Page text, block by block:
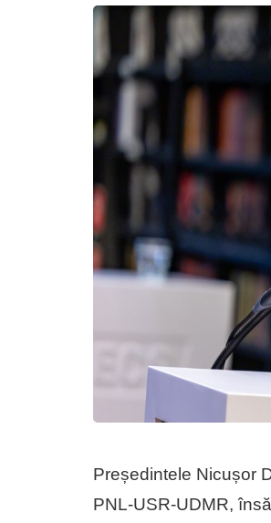
Președintele Nicușor
PNL-USR-UDMR,